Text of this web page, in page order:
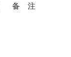
备 注